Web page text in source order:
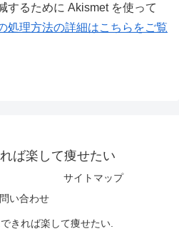
するために Akismet を使って
処理方法の詳細はこちらをご覧
ば楽して痩せたい
サイトマップ
い合わせ
きれば楽して痩せたい.